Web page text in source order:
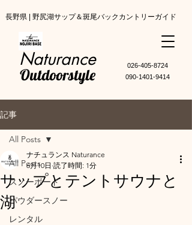
長野県 | 野尻湖サップ＆斑尾バックカントリーガイド
Naturance
Outdoorstyle
​026-405-8724
090-1401-9414
記事
All Posts
スノーボード
パウダースノー
レンタル
All Posts
サップとテントサウナと
湖
ナチュランス Naturance
6月10日 読了時間: 1分